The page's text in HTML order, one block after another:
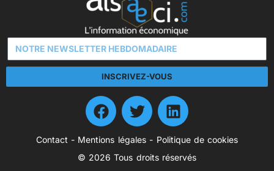
INSCRIVEZ-VOUS
Contact - Mentions légales- Politique de cookies
© 2026 Tous droits réservés